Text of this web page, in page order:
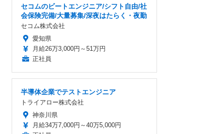
セコムのビートエンジニア/シフト自由/社
会保険完備/大量募集/深夜はたらく・夜勤
セコム株式会社
愛知県
月給26万3,000円～51万円
正社員
半導体企業でテストエンジニア
トライアロー株式会社
神奈川県
月給34万7,000円～40万5,000円